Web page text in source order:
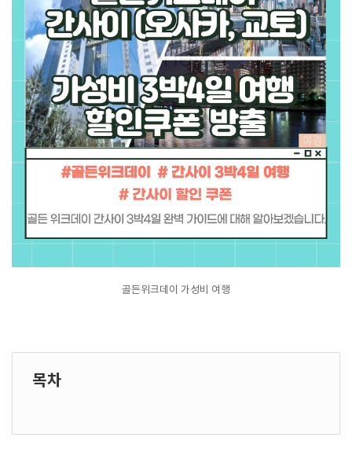
골든위크데이 가성비 여행
목차